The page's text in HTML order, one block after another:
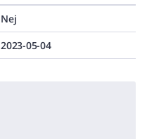
Nej
2023-05-04